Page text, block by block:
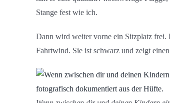
Stange fest wie ich.
Dann wird weiter vorne ein Sitzplatz frei.
Fahrtwind. Sie ist schwarz und zeigt